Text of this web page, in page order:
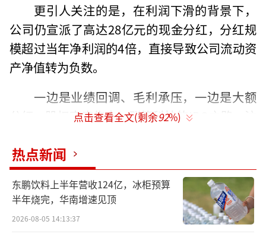
更引人关注的是，在利润下滑的背景下，
公司仍宣派了高达28亿元的现金分红，分红规
模超过当年净利润的4倍，直接导致公司流动资
产净值转为负数。
一边是业绩回调、毛利承压，一边是大额
分红、股权高度集中，群策科技的IPO之路，注
2025年盈利回到三年前水平
群策科技成立于2005年6月，专注于IC载板
的研发、生产与销售。IC载板是连接半导体晶
点击查看全文(剩余92%)
热点新闻
东鹏饮料上半年营收124亿，冰柜预算
半年烧完，华南增速见顶
2026-08-05 14:13:37